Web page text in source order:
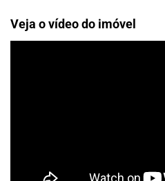
Veja o vídeo do imóvel